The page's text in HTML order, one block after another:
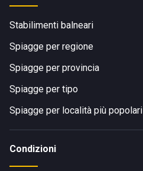
Stabilimenti balneari
Spiagge per regione
Spiagge per provincia
Spiagge per tipo
Spiagge per località più popolari
Condizioni